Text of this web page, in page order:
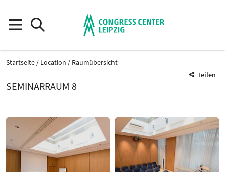
Startseite Location
Raumübersicht
Teilen
SEMINARRAUM 8